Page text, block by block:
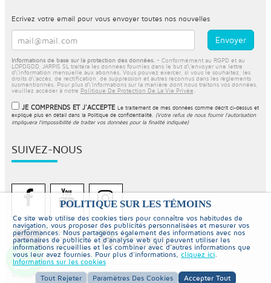
POLITIQUE SUR LES TÉMOINS
Ce site web utilise des cookies tiers pour connaître vos habitudes de
navigation, vous proposer des publicités personnalisées et mesurer vos
performances. Nous partageons également des informations avec nos
partenaires de publicité et d'analyse web qui peuvent utiliser les
informations recueillies et les combiner avec d'autres informations que
vous leur avez fournies. Pour plus d'informations, cliquez ici.
Informations sur les cookies
Tout Rejeter
Paramètres Des Cookies Accepter Tout
Ecrivez votre email pour vous envoyer toutes nos nouvelles
Informations de base sur la protection des données. - Conformément au RGPD et au
LOPDGDD, JARPIS SL traitera les données fournies dans le but d\'envoyer une lettre
d\'information mensuelle aux abonnés. Vous pouvez exercer, si vous le souhaitez, les
droits d\'accès, de rectification, de suppression et autres reconnus dans les règlements
susmentionnés. Pour plus d\'informations sur la manière dont nous traitons vos données,
veuillez accéder à notre Politique De Protection De La Vie Privée
JE COMPRENDS ET J'ACCEPTE Le traitement de mes données comme décrit ci-dessus et
expliqué plus en détail dans la Politique de confidentialité. (Votre refus de nous fournir l'autorisation
impliquera l'impossibilité de traiter vos données pour la finalité indiquée)
SUIVEZ-NOUS
© Copyright 2026 PiscinaySpa